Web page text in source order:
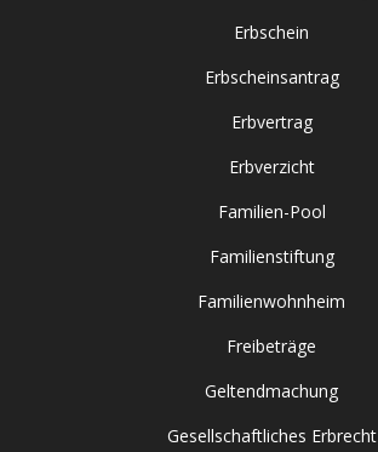
Erbschein
Erbscheinsantrag
Erbvertrag
Erbverzicht
Familien-Pool
Familienstiftung
Familienwohnheim
Freibeträge
Geltendmachung
Gesellschaftliches Erbrecht